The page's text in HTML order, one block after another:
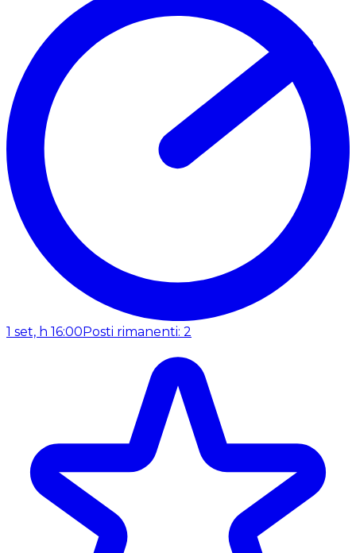
1 set, h 16:00 Posti rimanenti: 2